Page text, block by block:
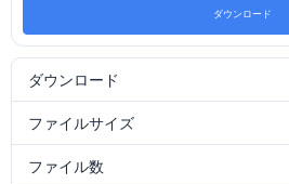
ダウンロード
ダウンロード
ファイルサイズ
ファイル数